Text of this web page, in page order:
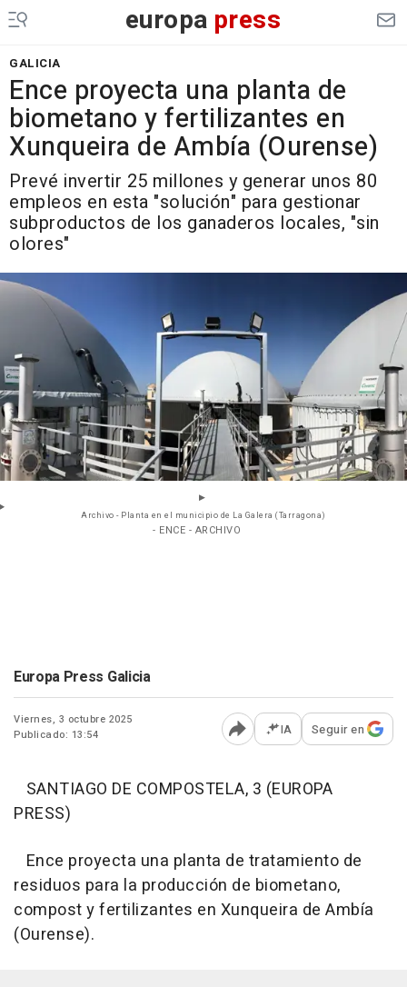
europa press
GALICIA
Ence proyecta una planta de
biometano y fertilizantes en
Xunqueira de Ambía (Ourense)
Prevé invertir 25 millones y generar unos 80
empleos en esta "solución" para gestionar
subproductos de los ganaderos locales, "sin
olores"
Archivo - Planta en el municipio de La Galera (Tarragona)
- ENCE - ARCHIVO
Europa Press Galicia
Viernes, 3 octubre 2025
Publicado: 13:54
Abrir opciones para
IA Seguir en
SANTIAGO DE COMPOSTELA, 3 (EUROPA
PRESS)
Ence proyecta una planta de tratamiento de
residuos para la producción de biometano,
compost y fertilizantes en Xunqueira de Ambía
(Ourense).